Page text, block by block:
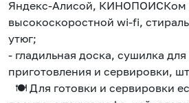
Яндекс-Алисой, КИНОПОИСКом
высокоскоростной wi-fi,
утюг;
- гладильная доска, сушилка
приготовления и сервировки,
🍽️ Для готовки и сервировки